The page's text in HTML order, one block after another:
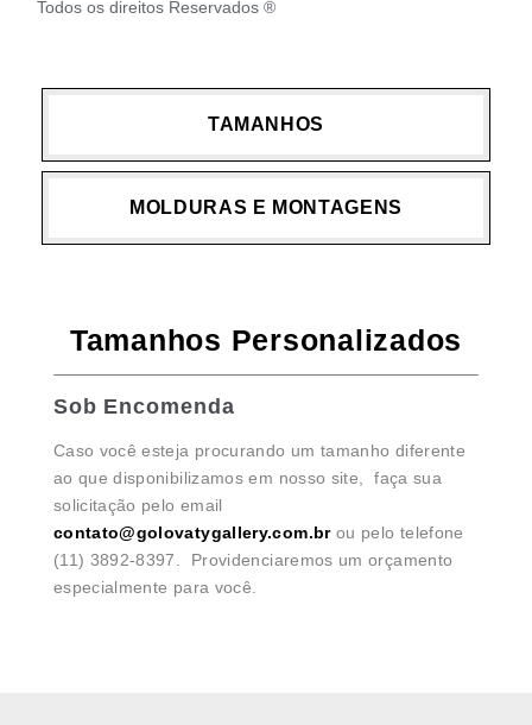
Todos os direitos Reservados ®
TAMANHOS
MOLDURAS E MONTAGENS
Tamanhos Personalizados
Sob Encomenda
Caso você esteja procurando um tamanho diferente
ao que disponibilizamos em nosso site, faça sua
solicitação pelo email
contato@golovatygallery.com.brou pelo telefone
(11) 3892-8397. Providenciaremos um orçamento
especialmente para você.